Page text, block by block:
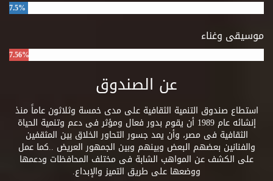
7.5%
موسيقى وغناء
7.56%
عن الصندوق
استطاع صندوق التنمية الثقافية على مدى خمسة وثلاثون عاماً منذ
إنشائه عام 1989 أن يقوم بدور فعال ومؤثر فى دعم وتنمية الحياة
الثقافية فى مصر، وأن يمد جسور التحاور الخلاق بين المثقفين
والفنانين بعضهم البعض وبينهم وبين الجمهور العريض ..كما عمل
على الكشف عن المواهب الشابة فى مختلف المحافظات ودعمها
ووضعها على طريق التميز والإبداع.